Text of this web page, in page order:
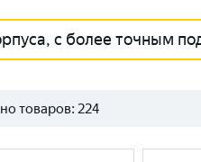
с более точным
товаров: 224